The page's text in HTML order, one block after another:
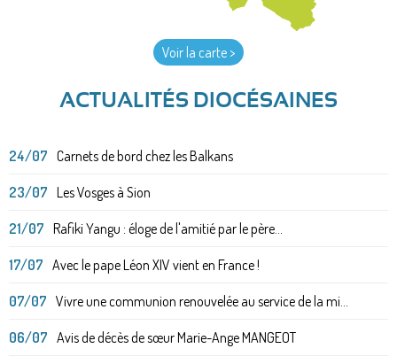
Voir la carte >
ACTUALITÉS DIOCÉSAINES
24/07 Carnets de bord chez les Balkans
23/07 Les Vosges à Sion
21/07 Rafiki Yangu : éloge de l'amitié par le père...
17/07 Avec le pape Léon XIV vient en France !
07/07 Vivre une communion renouvelée au service de la mi...
06/07 Avis de décès de sœur Marie-Ange MANGEOT